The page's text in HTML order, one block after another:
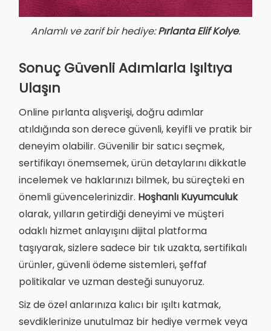
Anlamlı ve zarif bir hediye:Pırlanta Elif Kolye.
Sonuç Güvenli Adımlarla Işıltıya
Ulaşın
Online pırlanta alışverişi, doğru adımlar
atıldığında son derece güvenli, keyifli ve pratik bir
deneyim olabilir. Güvenilir bir satıcı seçmek,
sertifikayı önemsemek, ürün detaylarını dikkatle
incelemek ve haklarınızı bilmek, bu süreçteki en
önemli güvencelerinizdir. Hoşhanlı Kuyumculuk
olarak, yılların getirdiği deneyimi ve müşteri
odaklı hizmet anlayışını dijital platforma
taşıyarak, sizlere sadece bir tık uzakta, sertifikalı
ürünler, güvenli ödeme sistemleri, şeffaf
politikalar ve uzman desteği sunuyoruz.
Siz de özel anlarınıza kalıcı bir ışıltı katmak,
sevdiklerinize unutulmaz bir hediye vermek veya